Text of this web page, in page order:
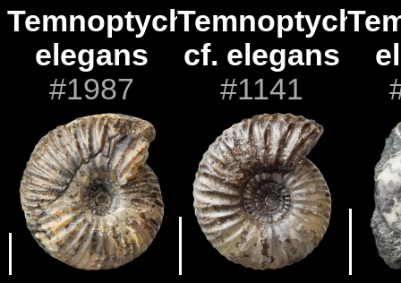
Temnoptychites
elegans
#1987
cf. elegans
#1141